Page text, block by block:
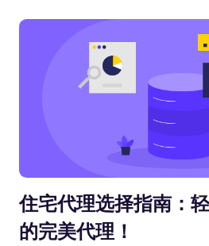
住宅代理选择指南：
的完美代理！